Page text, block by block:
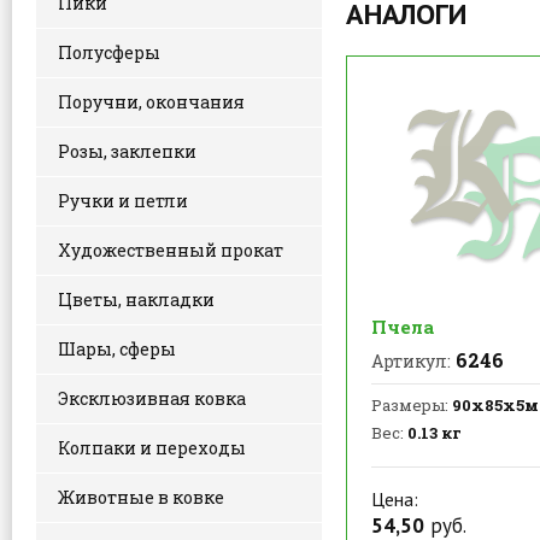
Полусферы
Поручни, окончания
Розы, заклепки
Ручки и петли
Художественный прокат
Цветы, накладки
Шары, сферы
Эксклюзивная ковка
Колпаки и переходы
Животные в ковке
АНАЛОГИ
Пчела
Артикул: 6246
Размеры:
Вес: 0.13 кг
Цена:
54,50 руб.